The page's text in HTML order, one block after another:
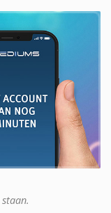
staan.